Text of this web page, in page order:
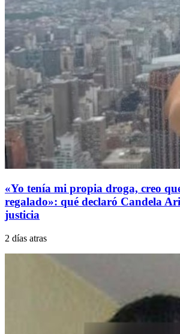
«Yo tenía mi propia droga, creo
regalado»: qué declaró Candela
justicia
2 días atras